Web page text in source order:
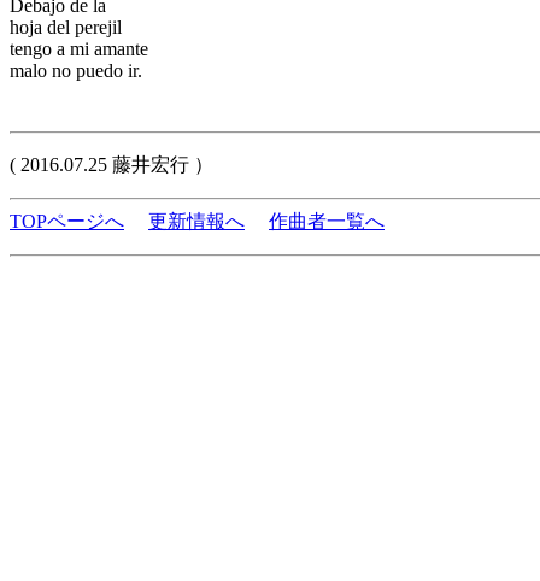
Debajo de la
hoja del perejil
tengo a mi amante
malo no puedo ir.
( 2016.07.25 藤井宏行 ）
TOPページへ 更新情報へ 作曲者一覧へ